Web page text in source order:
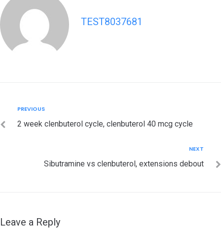
TEST8037681
navigation
Previous
PREVIOUS
2 week clenbuterol cycle, clenbuterol 40 mcg cycle
NEXT
Sibutramine vs clenbuterol, extensions debout
Leave a Reply